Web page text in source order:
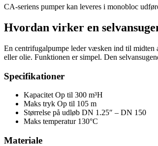
CA-seriens pumper kan leveres i monobloc
Hvordan virker en
En centrifugalpumpe leder væsken ind til midten
eller olie. Funktionen er simpel. Den
Specifikationer
Kapacitet Op til 300 m³H
Maks tryk Op til 105 m
Størrelse på udløb DN 1.25″ – DN 150
Maks temperatur 130°C
Materiale